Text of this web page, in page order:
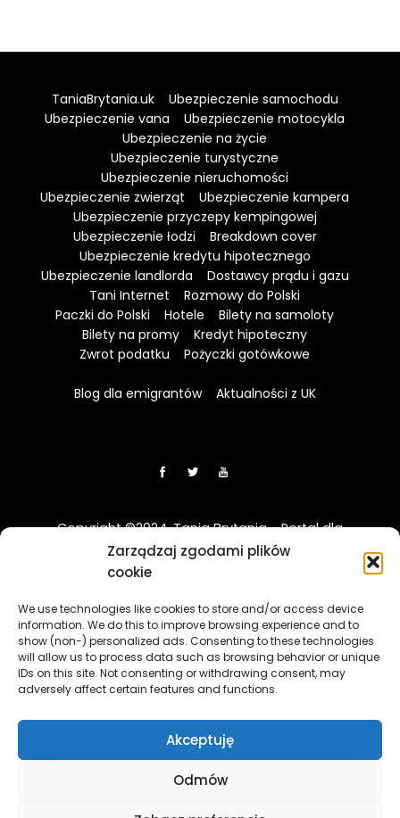
Zarządzaj zgodami plików
cookie
We use technologies like cookies to store and/or access device
information. We do this to improve browsing experience and to
show (non-) personalized ads. Consenting to these technologies
will allow us to process data such as browsing behavior or unique
IDs on this site. Not consenting or withdrawing consent, may
adversely affect certain features and functions.
Akceptuję
Odmów
TaniaBrytania.uk
Ubezpieczenie samochodu
Ubezpieczenie vana
Ubezpieczenie motocykla
Ubezpieczenie na życie
Ubezpieczenie turystyczne
Ubezpieczenie nieruchomości
Ubezpieczenie zwierząt
Ubezpieczenie kampera
Ubezpieczenie przyczepy kempingowej
Ubezpieczenie łodzi
Breakdown cover
Ubezpieczenie kredytu hipotecznego
Ubezpieczenie landlorda
Dostawcy prądu i gazu
Tani Internet
Rozmowy do Polski
Paczki do Polski
Hotele
Bilety na samoloty
Bilety na promy
Kredyt hipoteczny
Zwrot podatku
Pożyczki gotówkowe
Blog dla emigrantów Aktualności z UK
Copyright ©2024. Tania Brytania - Portal dla
Polaków w UK
przez Financial Conduct Authority (FCA) i jest prowadzona
wyłącznie w celach informacyjno-edukacyjnych. Treści
zawierająca linki sponsorowane i afiliacyjne, a klikając w nie
i korzystając z usług reklamodawców lub firm
współpracujących, nasz serwis może otrzymać
Financial Conduct Authority (FCA) and is operated solely for